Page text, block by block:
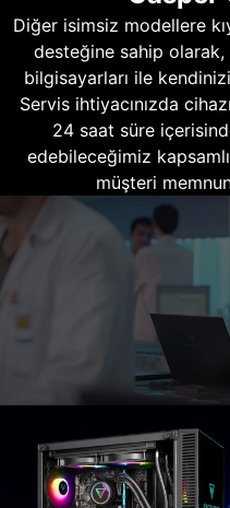
Diğer isimsiz modellere
desteğine sahip
bilgisayarları ile
Servis ihtiyacınızda
24 saat süre
edebileceğimiz
müşteri